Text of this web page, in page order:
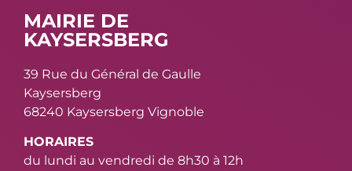
MAIRIE DE
KAYSERSBERG
39 Rue du Général de Gaulle
Kaysersberg
68240 Kaysersberg Vignoble
HORAIRES
du lundi au vendredi de 8h30 à 12h